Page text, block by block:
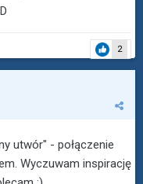
2
utwór" - połączenie
Wyczuwam inspirację